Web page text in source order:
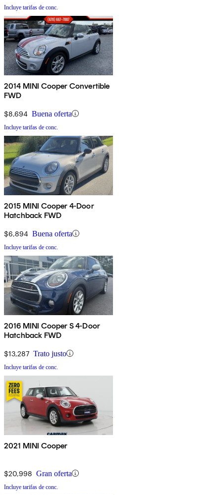
Incluye tarifas de conc.
2014 MINI Cooper Convertible
FWD
$8,694 Buena oferta
Incluye tarifas de conc.
2015 MINI Cooper 4-Door
Hatchback FWD
$6,894 Buena oferta
Incluye tarifas de conc.
2016 MINI Cooper S 4-Door
Hatchback FWD
$13,287 Trato justo
Incluye tarifas de conc.
2021 MINI Cooper
$20,998 Gran oferta
Incluye tarifas de conc.